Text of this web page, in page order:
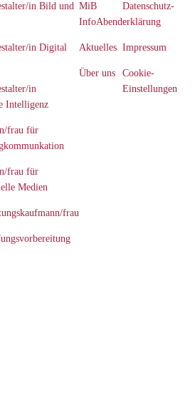
in Bild und
in Digital
in
Intelligenz
frau für
frau für
Medien
frau
MiB
InfoAbend
Aktuelles
Über uns
Datenschutz­
erklärung
Impressum
Cookie-
Einstellungen